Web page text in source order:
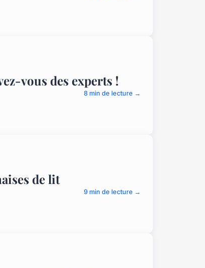
vous des experts !
8 min de lecture →
de lit
9 min de lecture →